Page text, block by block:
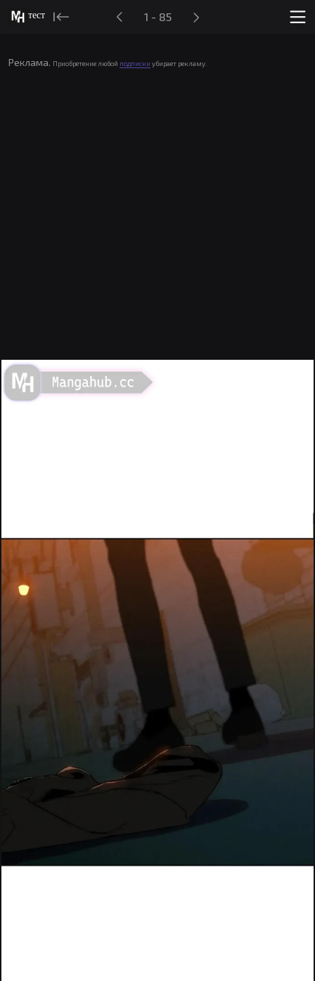
тест 1 - 85
Реклама. Приобретение любой подписки убирает рекламу.